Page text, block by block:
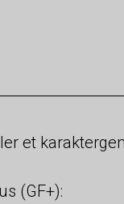
et
(GF+):